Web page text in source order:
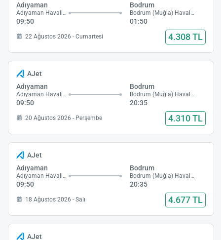
Adıyaman
Adıyaman Havalimanı
09:50
Bodrum
Bodrum (Muğla) Havalimanı
01:50
22 Ağustos 2026 - Cumartesi 4.308 TL
AJet
Adıyaman
Adıyaman Havalimanı
09:50
Bodrum
Bodrum (Muğla) Havalimanı
20:35
20 Ağustos 2026 - Perşembe 4.310 TL
AJet
Adıyaman
Adıyaman Havalimanı
09:50
Bodrum
Bodrum (Muğla) Havalimanı
20:35
18 Ağustos 2026 - Salı 4.677 TL
AJet